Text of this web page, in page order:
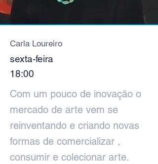
Carla Loureiro
sexta-feira
18:00
Com um pouco de inovação o
mercado de arte vem se
reinventando e criando novas
formas de comercializar ,
consumir e colecionar arte.